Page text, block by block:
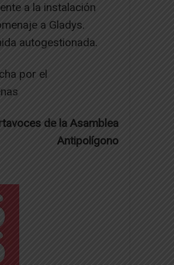
a la instalación
a Gladys.
autogestionada.
por el
de la Asamblea
Antipolígono